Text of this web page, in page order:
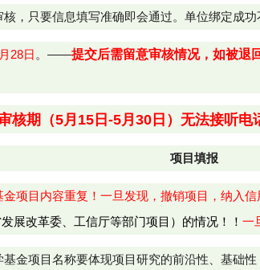
，只要信息填写准确即会通过。单位绑定成功
28日 。——提交后需留意审核情况，如被退
核期（5月15日-5月30日）无法接听
项目填报
项目内容重复！一旦发现，撤销项目，纳入信
展改革委、工信厅等部门项目）的情况！！ 一
金项目名称要体现项目研究的前沿性、基础